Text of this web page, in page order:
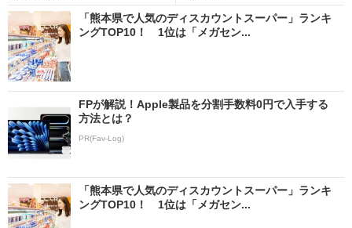
「熊本県で人気のディスカウントスーパー」ランキ
ングTOP10！ 1位は「メガセン...
FPが解説！Apple製品を分割手数料0円で入手する
方法とは？
PR(Fav-Log)
「熊本県で人気のディスカウントスーパー」ランキ
ングTOP10！ 1位は「メガセン...